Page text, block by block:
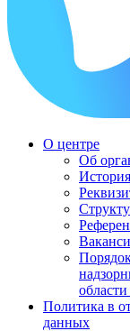
О центре
Об
История
Политика в
данных